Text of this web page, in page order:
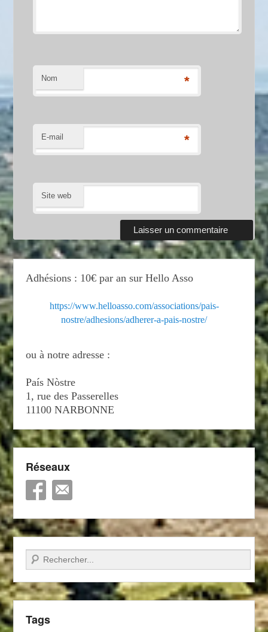
Nom *
E-mail *
Site web
Adhésions : 10€ par an sur Hello Asso
https://www.helloasso.com/associations/pais-
nostre/adhesions/adherer-a-pais-nostre/
ou à notre adresse :
País Nòstre
1, rue des Passerelles
11100 NARBONNE
Réseaux
Recherche
Tags